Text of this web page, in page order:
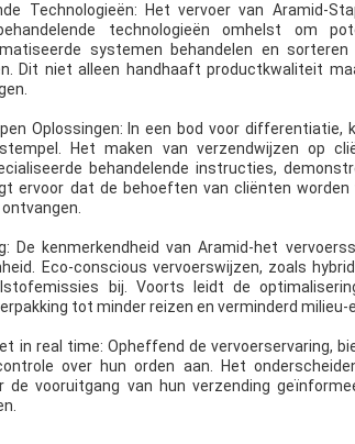
Technologieën: Het vervoer van Aramid-
technologieën omhelst om
systemen behandelen en
Dit niet alleen handhaaft productkwaliteit
Oplossingen: In een bod voor differentiatie,
Het maken van verzendwijzen op
behandelende instructies,
ervoor dat de behoeften van cliënten
De kenmerkendheid van Aramid-het
Eco-conscious vervoerswijzen, zoals
bij. Voorts leidt de
tot minder reizen en verminderd
in real time: Opheffend de vervoerservaring,
over hun orden aan. Het
de vooruitgang van hun verzending